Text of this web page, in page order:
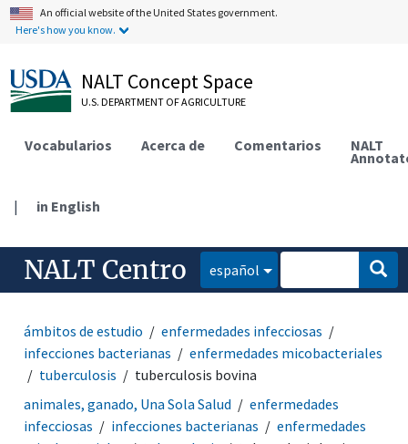
An official website of the United States government.
Here's how you know.
NALT Concept Space
U.S. DEPARTMENT OF AGRICULTURE
Vocabularios Acerca de Comentarios NALT
| in English
NALT Centro español
ámbitos de estudio
enfermedades infecciosas
infecciones bacterianas
enfermedades micobacteriales
tuberculosis
tuberculosis bovina
animales, ganado, Una Sola Salud
enfermedades
infecciosas
infecciones bacterianas
enfermedades